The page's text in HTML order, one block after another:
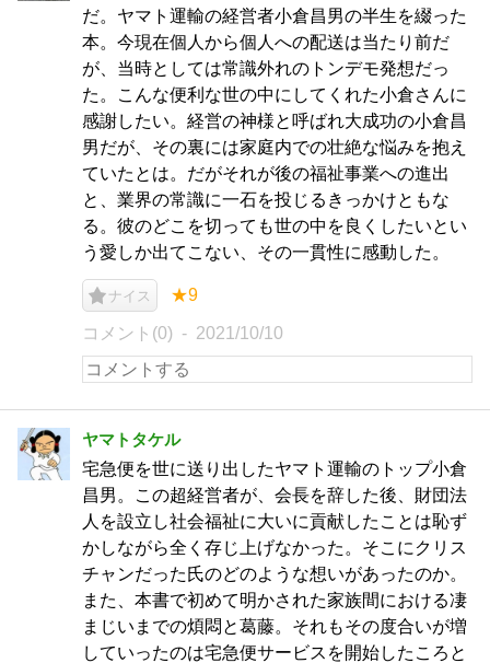
だ。ヤマト運輸の経営者小倉昌男の半生を綴った
本。今現在個人から個人への配送は当たり前だ
が、当時としては常識外れのトンデモ発想だっ
た。こんな便利な世の中にしてくれた小倉さんに
感謝したい。経営の神様と呼ばれ大成功の小倉昌
男だが、その裏には家庭内での壮絶な悩みを抱え
ていたとは。だがそれが後の福祉事業への進出
と、業界の常識に一石を投じるきっかけともな
る。彼のどこを切っても世の中を良くしたいとい
う愛しか出てこない、その一貫性に感動した。
ナイス ★9
コメント(0) 2021/10/10
ヤマトタケル
宅急便を世に送り出したヤマト運輸のトップ小倉
昌男。この超経営者が、会長を辞した後、財団法
人を設立し社会福祉に大いに貢献したことは恥ず
かしながら全く存じ上げなかった。そこにクリス
チャンだった氏のどのような想いがあったのか。
また、本書で初めて明かされた家族間における凄
まじいまでの煩悶と葛藤。それもその度合いが増
していったのは宅急便サービスを開始したころと